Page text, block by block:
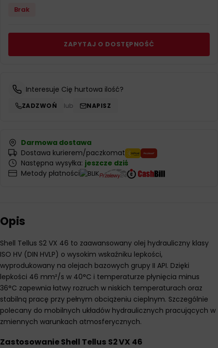
Brak
ZAPYTAJ O DOSTĘPNOŚĆ
Interesuje Cię hurtowa ilość?
ZADZWOŃ lub NAPISZ
Darmowa dostawa
Dostawa kurierem/paczkomat
Następna wysyłka: jeszcze dziś
Metody płatności
Opis
Shell Tellus S2 VX 46 to zaawansowany olej hydrauliczny klasy
ISO HV (DIN HVLP) o wysokim wskaźniku lepkości,
wyprodukowany na olejach bazowych grupy II API. Dzięki
lepkości 46 mm²/s w 40°C i temperaturze płynięcia minus
36°C zapewnia łatwy rozruch w niskich temperaturach oraz
stabilną pracę przy pełnym obciążeniu cieplnym. Szczególnie
polecany do mobilnych układów hydraulicznych pracujących w
zmiennych warunkach atmosferycznych.
Zastosowanie Shell Tellus S2 VX 46